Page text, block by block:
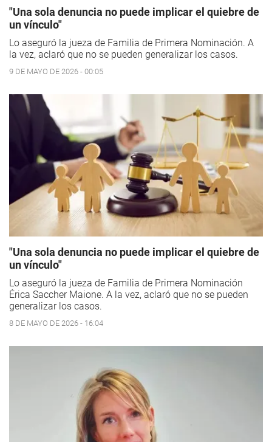
"Una sola denuncia no puede implicar el quiebre de
un vínculo"
Lo aseguró la jueza de Familia de Primera Nominación. A
la vez, aclaró que no se pueden generalizar los casos.
9 DE MAYO DE 2026 - 00:05
"Una sola denuncia no puede implicar el quiebre de
un vínculo"
Lo aseguró la jueza de Familia de Primera Nominación
Érica Saccher Maione. A la vez, aclaró que no se pueden
generalizar los casos.
8 DE MAYO DE 2026 - 16:04